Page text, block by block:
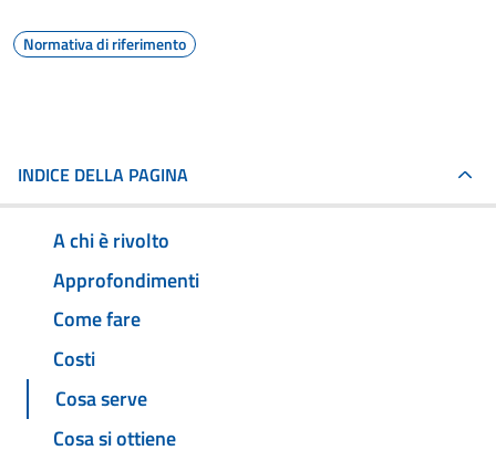
Normativa di riferimento
INDICE DELLA PAGINA
A chi è rivolto
Approfondimenti
Come fare
Costi
Cosa serve
Cosa si ottiene